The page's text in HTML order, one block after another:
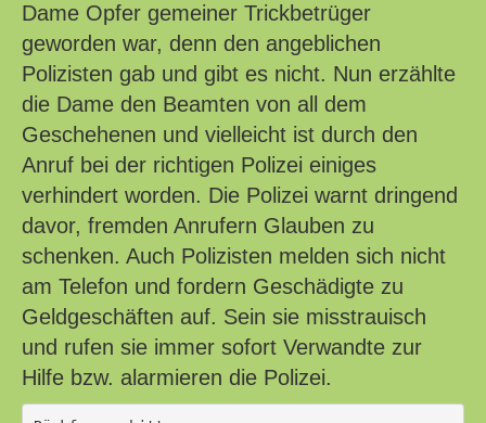
Dame Opfer gemeiner Trickbetrüger
geworden war, denn den angeblichen
Polizisten gab und gibt es nicht. Nun erzählte
die Dame den Beamten von all dem
Geschehenen und vielleicht ist durch den
Anruf bei der richtigen Polizei einiges
verhindert worden. Die Polizei warnt dringend
davor, fremden Anrufern Glauben zu
schenken. Auch Polizisten melden sich nicht
am Telefon und fordern Geschädigte zu
Geldgeschäften auf. Sein sie misstrauisch
und rufen sie immer sofort Verwandte zur
Hilfe bzw. alarmieren die Polizei.